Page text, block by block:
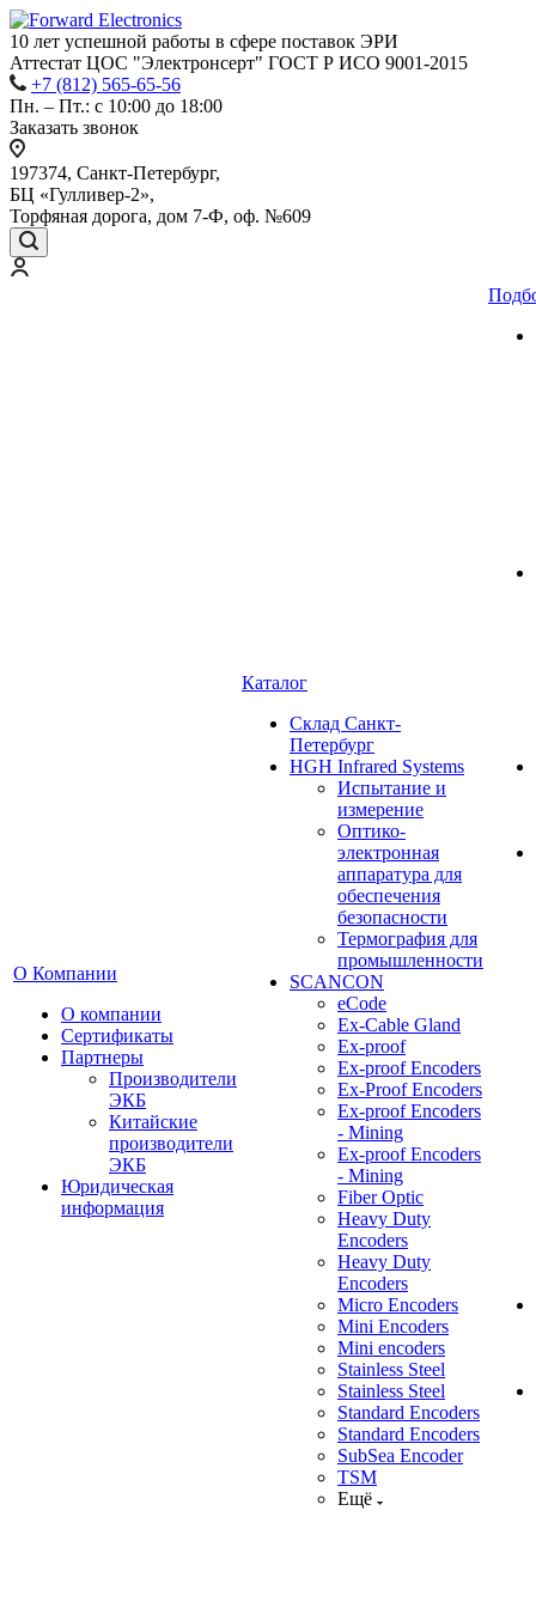
10 лет успешной работы в сфере поставок ЭРИ
Аттестат ЦОС "Электронсерт" ГОСТ Р ИСО 9001-2015
+7 (812) 565-65-56
Пн. – Пт.: с 10:00 до 18:00
Заказать звонок
197374, Санкт-Петербург,
БЦ «Гулливер-2»,
Торфяная дорога, дом 7-Ф, оф. №609
О Компании
О компании
Сертификаты
Партнеры
Производители
ЭКБ
Китайские
производители
ЭКБ
Юридическая
информация
Каталог
Cклад Санкт-
Петербург
HGH Infrared Systems
Испытание и
измерение
Оптико-
электронная
аппаратура для
обеспечения
безопасности
Термография для
промышленности
SCANCON
eCode
Ex-Cable Gland
Ex-proof
Ex-proof Encoders
Ex-Proof Encoders
Ex-proof Encoders
- Mining
Ex-proof Encoders
- Mining
Fiber Optic
Heavy Duty
Encoders
Heavy Duty
Encoders
Micro Encoders
Mini Encoders
Mini encoders
Stainless Steel
Stainless Steel
Standard Encoders
Standard Encoders
SubSea Encoder
TSM
Ещё